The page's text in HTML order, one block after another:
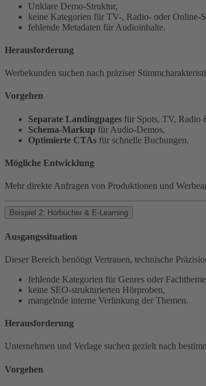
Unklare Demo-Struktur,
keine Kategorien für TV-, Radio- oder Online-
fehlende Metadaten für Audioinhalte.
Herausforderung
Werbekunden suchen nach präziser
Vorgehen
Separate Landingpages für Spots, TV, Radio
Schema-Markup für Audio-Demos,
Optimierte CTAs für schnelle Buchungen.
Mögliche Entwicklung
Mehr direkte Anfragen von Produktionen und
Beispiel 2: Hörbücher & E-Learning
Ausgangssituation
Dieser Bereich benötigt Vertrauen, technische
fehlende Kategorien für Genres oder
keine SEO-strukturierten Hörproben,
mangelnde interne Verlinkung der Themen.
Herausforderung
Unternehmen und Verlage suchen gezielt nach
Vorgehen